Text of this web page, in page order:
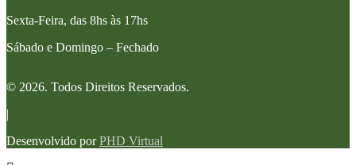
Sexta-Feira, das 8hs às 17hs
Sábado e Domingo – Fechado
© 2026. Todos Direitos Reservados.
|
Desenvolvido porPHD Virtual